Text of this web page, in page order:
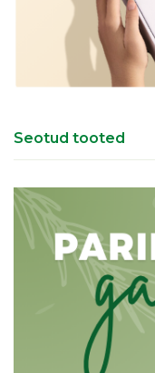
Seotud tooted